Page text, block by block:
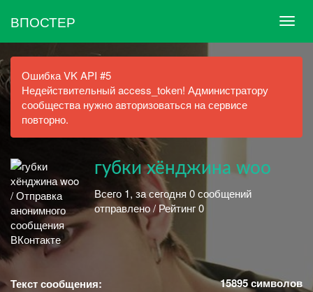
ВПОСТЕР
Ошибка VK API #5
Недействительный access_token! Администратору
сообщества нужно авторизоваться на сервисе
повторно.
губки хёнджина woo
Всего 1, за сегодня 0 сообщений
отправлено / Рейтинг 0
Текст сообщения: 15895символов